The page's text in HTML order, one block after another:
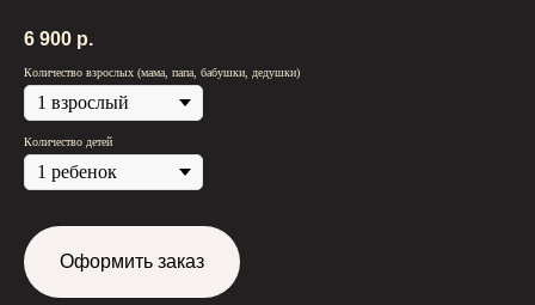
6 900 р.
Количество взрослых (мама, папа, бабушки, дедушки)
Количество детей
Оформить заказ